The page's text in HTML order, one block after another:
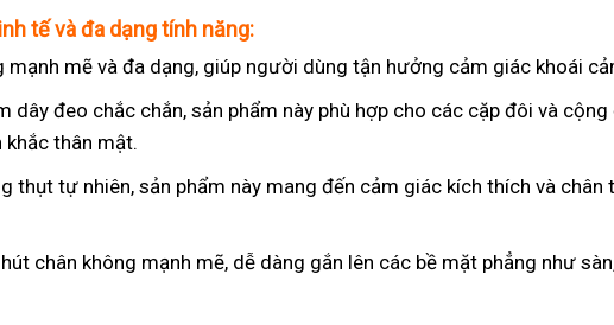
tế và đa dạng tính năng:
mạnh mẽ và đa dạng, giúp người dùng tận hưởng cảm giác khoái
dây đeo chắc chắn, sản phẩm này phù hợp cho các cặp đôi và cộng
thân mật.
thụt tự nhiên, sản phẩm này mang đến cảm giác kích thích và chân
chân không mạnh mẽ, dễ dàng gắn lên các bề mặt phẳng như